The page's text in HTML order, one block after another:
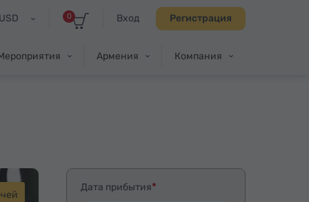
Вход Регистрация
0
Армения Компания
Дата прибытия